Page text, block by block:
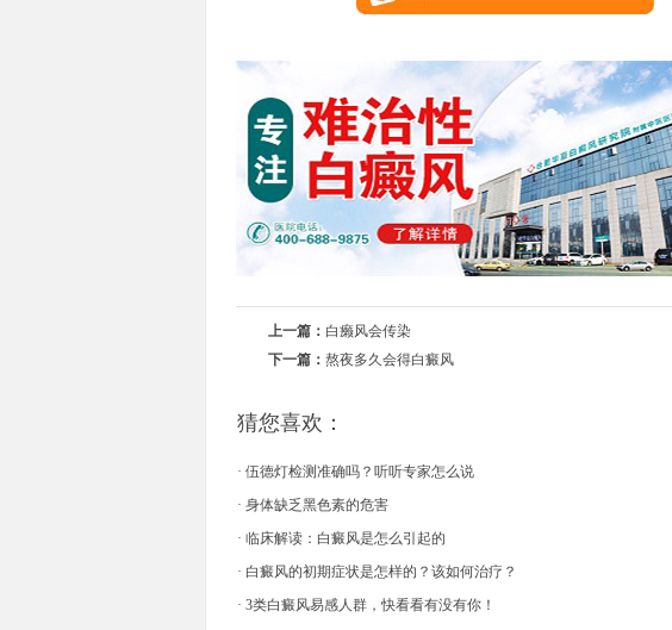
上一篇： 白癞风会传染
下一篇： 熬夜多久会得白癜风
猜您喜欢：
· 伍德灯检测准确吗？听听专家怎么说
· 身体缺乏黑色素的危害
· 临床解读：白癜风是怎么引起的
· 白癜风的初期症状是怎样的？该如何治疗？
· 3类白癜风易感人群，快看看有没有你！